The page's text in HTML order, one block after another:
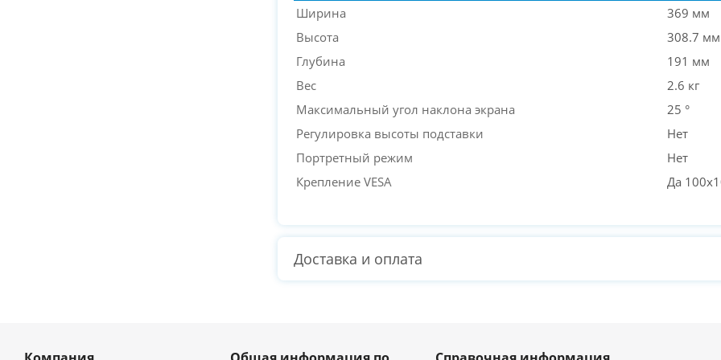
Ширина
369 мм
Высота
308.7 мм
Глубина
191 мм
Вес
2.6 кг
Максимальный угол наклона экрана
25 °
Регулировка высоты подставки
Нет
Портретный режим
Нет
Крепление VESA
Да
Доставка и оплата